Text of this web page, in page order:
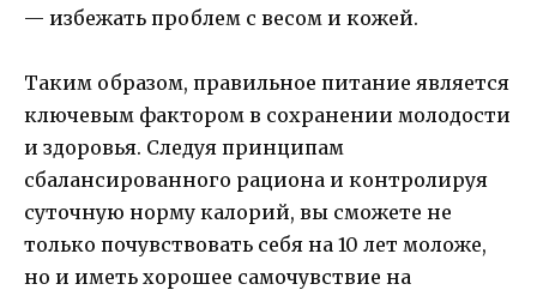
— избежать проблем с весом и кожей.
Таким образом, правильное питание является
ключевым фактором в сохранении молодости
и здоровья. Следуя принципам
сбалансированного рациона и контролируя
суточную норму калорий, вы сможете не
только почувствовать себя на 10 лет моложе,
но и иметь хорошее самочувствие на